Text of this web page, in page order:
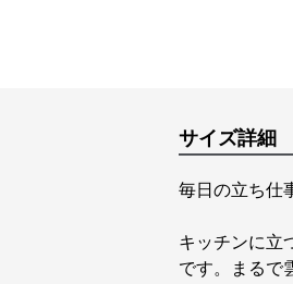
サイズ詳細
毎日の立ち仕
キッチンに立
です。まるで